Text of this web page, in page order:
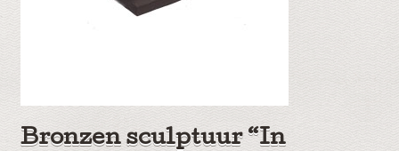
Bronzen sculptuur “In